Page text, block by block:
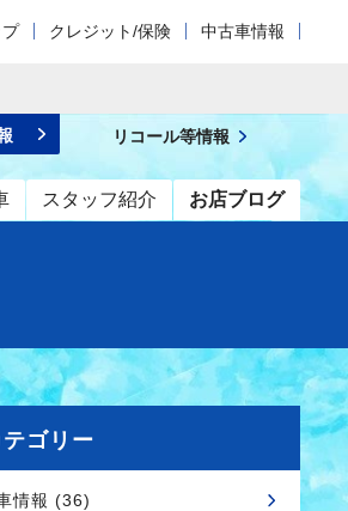
クレジット/保険 中古車情報
スタッフ紹介 お店ブログ
リコール等情報
テゴリー
情報 (36)